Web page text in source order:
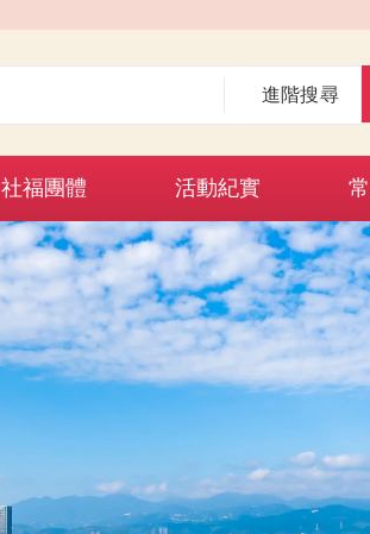
進階搜尋
社福團體 活動紀實